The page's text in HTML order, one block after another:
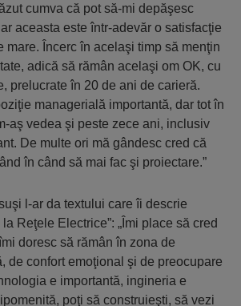
cumva că pot să-mi depăşesc
aceasta este într-adevăr o satisfacţie
mare. Încerc în acelaşi timp să menţin
adică să rămân acelaşi om OK, cu
prelucrate în 20 de ani de carieră.
managerială importantă, dar tot în
aş vedea şi peste zece ani, inclusiv
De multe ori mă gândesc cred că
în când să mai fac şi proiectare.”
l-ar da textului care îi descrie
Reţele Electrice”: „Îmi place să cred
doresc să rămân în zona de
de confort emoţional şi de preocupare
e importantă, ingineria e
poţi să construieşti, să vezi